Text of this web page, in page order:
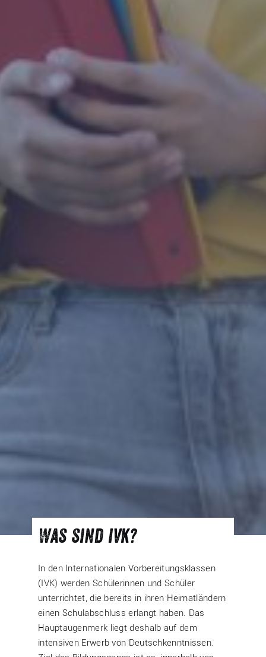
Was sind ivk?
In den Internationalen Vorbereitungsklassen
(IVK) werden Schülerinnen und Schüler
unterrichtet, die bereits in ihren Heimatländern
einen Schulabschluss erlangt haben. Das
Hauptaugenmerk liegt deshalb auf dem
intensiven Erwerb von Deutschkenntnissen.